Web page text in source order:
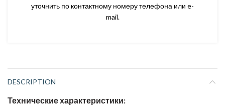
уточнить по контактному номеру телефона или e-
mail.
DESCRIPTION
Технические характеристики: